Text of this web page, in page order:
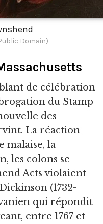
Domain)
de célébration
du Stamp
des
La réaction
malaise, la
les colons se
Acts violaient
(1732-
qui répondit
entre 1767 et